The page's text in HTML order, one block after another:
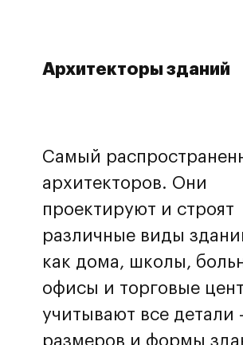
Архитекторы зданий
Самый
архитекторов. Они
проектируют и строят
различные виды
как дома, школы,
офисы и торговые
учитывают все детали
размеров и формы